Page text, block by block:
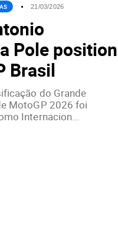
21/03/2026
Pole position
Brasil
do Grande
MotoGP 2026 foi
Internacion...